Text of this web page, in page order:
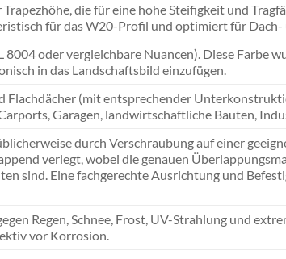
die für eine hohe Steifigkeit und
für das W20-Profil und optimiert für Dach-
8004 oder vergleichbare Nuancen). Diese Farbe
in das Landschaftsbild einzufügen.
Flachdächer (mit entsprechender
Garagen, landwirtschaftliche Bauten,
durch Verschraubung auf einer
verlegt, wobei die genauen
sind. Eine fachgerechte Ausrichtung und
Regen, Schnee, Frost, UV-Strahlung und
vor Korrosion.